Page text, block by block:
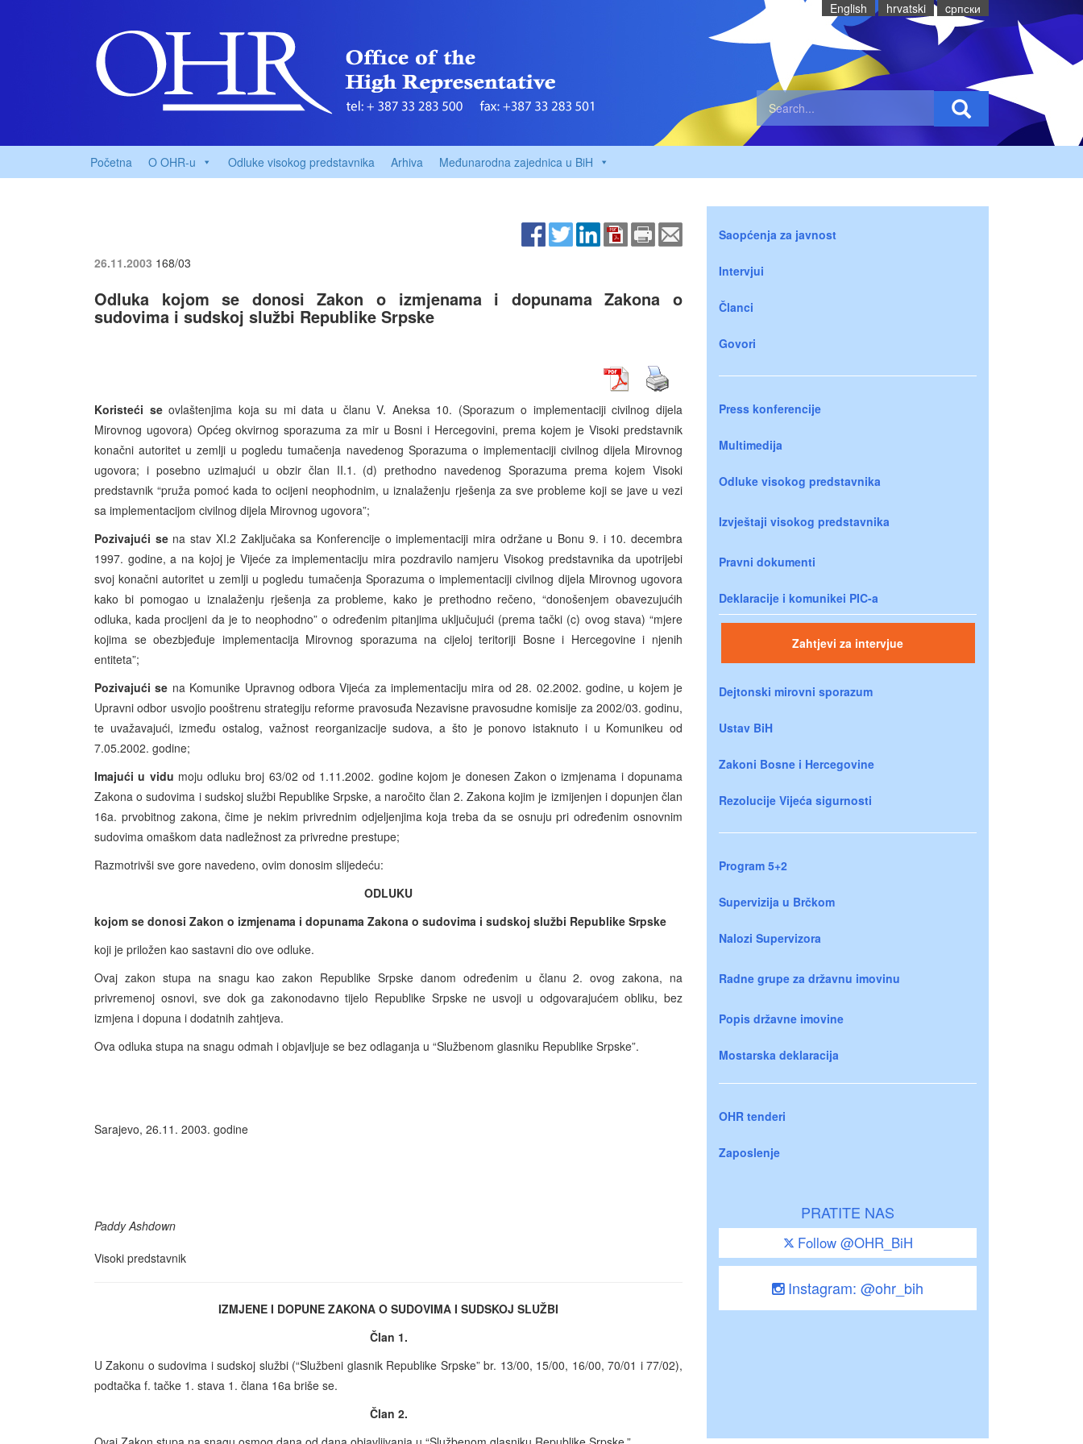
English hrvatski cрпски
Početna O OHR-u Odluke visokog predstavnika Arhiva Međunarodna zajednica u BiH
26.11.2003 168/03
Odluka kojom se donosi Zakon o izmjenama i dopunama Zakona o
sudovima i sudskoj službi Republike Srpske
Koristeći seovlaštenjima koja su mi data u članu V. Aneksa 10. (Sporazum o implementaciji civilnog dijela
Mirovnog ugovora) Općeg okvirnog sporazuma za mir u Bosni i Hercegovini, prema kojem je Visoki predstavnik
konačni autoritet u zemlji u pogledu tumačenja navedenog Sporazuma o implementaciji civilnog dijela Mirovnog
ugovora; i posebno uzimajući u obzir član II.1. (d) prethodno navedenog Sporazuma prema kojem Visoki
predstavnik “pruža pomoć kada to ocijeni neophodnim, u iznalaženju rješenja za sve probleme koji se jave u vezi
sa implementacijom civilnog dijela Mirovnog ugovora”;
Pozivajući se na stav XI.2 Zaključaka sa Konferencije o implementaciji mira održane u Bonu 9. i 10. decembra
1997. godine, a na kojoj je Vijeće za implementaciju mira pozdravilo namjeru Visokog predstavnika da upotrijebi
svoj konačni autoritet u zemlji u pogledu tumačenja Sporazuma o implementaciji civilnog dijela Mirovnog ugovora
kako bi pomogao u iznalaženju rješenja za probleme, kako je prethodno rečeno, “donošenjem obavezujućih
odluka, kada procijeni da je to neophodno” o određenim pitanjima uključujući (prema tački (c) ovog stava) “mjere
kojima se obezbjeđuje implementacija Mirovnog sporazuma na cijeloj teritoriji Bosne i Hercegovine i njenih
entiteta”;
Pozivajući se na Komunike Upravnog odbora Vijeća za implementaciju mira od 28. 02.2002. godine, u kojem je
Upravni odbor usvojio pooštrenu strategiju reforme pravosuđa Nezavisne pravosudne komisije za 2002/03. godinu,
te uvažavajući, između ostalog, važnost reorganizacije sudova, a što je ponovo istaknuto i u Komunikeu od
7.05.2002. godine;
Imajući u vidu moju odluku broj 63/02 od 1.11.2002. godine kojom je donesen Zakon o izmjenama i dopunama
Zakona o sudovima i sudskoj službi Republike Srpske, a naročito član 2. Zakona kojim je izmijenjen i dopunjen član
16a. prvobitnog zakona, čime je nekim privrednim odjeljenjima koja treba da se osnuju pri određenim osnovnim
sudovima omaškom data nadležnost za privredne prestupe;
Razmotrivši sve gore navedeno, ovim donosim slijedeću:
ODLUKU
kojom se donosi Zakon o izmjenama i dopunama Zakona o sudovima i sudskoj službi Republike Srpske
koji je priložen kao sastavni dio ove odluke.
Ovaj zakon stupa na snagu kao zakon Republike Srpske danom određenim u članu 2. ovog zakona, na
privremenoj osnovi, sve dok ga zakonodavno tijelo Republike Srpske ne usvoji u odgovarajućem obliku, bez
izmjena i dopuna i dodatnih zahtjeva.
Ova odluka stupa na snagu odmah i objavljuje se bez odlaganja u “Službenom glasniku Republike Srpske”.
Sarajevo, 26.11. 2003. godine
Paddy Ashdown
Visoki predstavnik
IZMJENE I DOPUNE ZAKONA O SUDOVIMA I SUDSKOJ SLUŽBI
Član 1.
U Zakonu o sudovima i sudskoj službi (“Službeni glasnik Republike Srpske” br. 13/00, 15/00, 16/00, 70/01 i 77/02),
podtačka f. tačke 1. stava 1. člana 16a briše se.
Član 2.
Saopćenja za javnost
Intervjui
Članci
Govori
Press konferencije
Multimedija
Odluke visokog predstavnika
Izvještaji visokog predstavnika
Pravni dokumenti
Deklaracije i komunikei PIC-a
Zahtjevi za intervjue
Dejtonski mirovni sporazum
Ustav BiH
Zakoni Bosne i Hercegovine
Rezolucije Vijeća sigurnosti
Program 5+2
Supervizija u Brčkom
Nalozi Supervizora
Radne grupe za državnu imovinu
Popis državne imovine
Mostarska deklaracija
OHR tenderi
Zaposlenje
PRATITE NAS
Follow @OHR_BiH
Instagram: @ohr_bih